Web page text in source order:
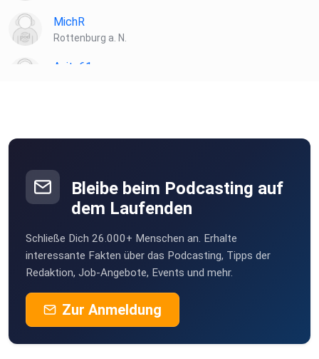
MichR
Rottenburg a. N.
Anita61
Kammeltal
MariaKn
89611
Bleibe beim Podcasting auf
dem Laufenden
Schließe Dich 26.000+ Menschen an. Erhalte
interessante Fakten über das Podcasting, Tipps der
Redaktion, Job-Angebote, Events und mehr.
Zur Anmeldung